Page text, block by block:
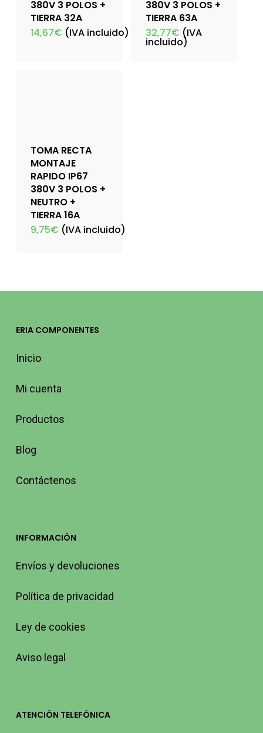
380V 3 POLOS +
TIERRA 32A
14,67€ (IVA incluido)
380V 3 POLOS +
TIERRA 63A
32,77€ (IVA
incluido)
TOMA RECTA
MONTAJE
RAPIDO IP67
380V 3 POLOS +
NEUTRO +
TIERRA 16A
9,75€ (IVA incluido)
ERIA COMPONENTES
Inicio
Mi cuenta
Productos
Blog
Contáctenos
INFORMACIÓN
Envíos y devoluciones
Política de privacidad
Ley de cookies
Aviso legal
ATENCIÓN TELEFÓNICA